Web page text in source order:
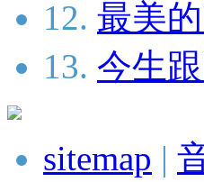
12. 最美
13. 今生
sitemap |